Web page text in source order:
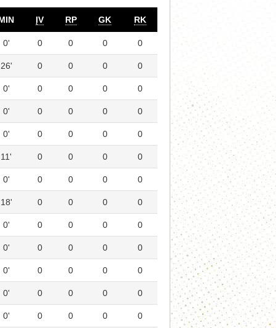
ĮV RP GK RK
0' 0 0 0 0
26' 0 0 0 0
0' 0 0 0 0
0' 0 0 0 0
0' 0 0 0 0
11' 0 0 0 0
0' 0 0 0 0
18' 0 0 0 0
0' 0 0 0 0
0' 0 0 0 0
0' 0 0 0 0
0' 0 0 0 0
0' 0 0 0 0